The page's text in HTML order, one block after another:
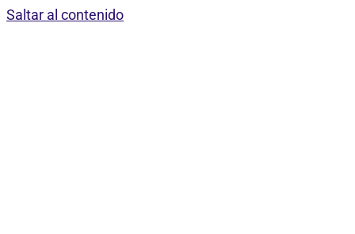
Saltar al contenido